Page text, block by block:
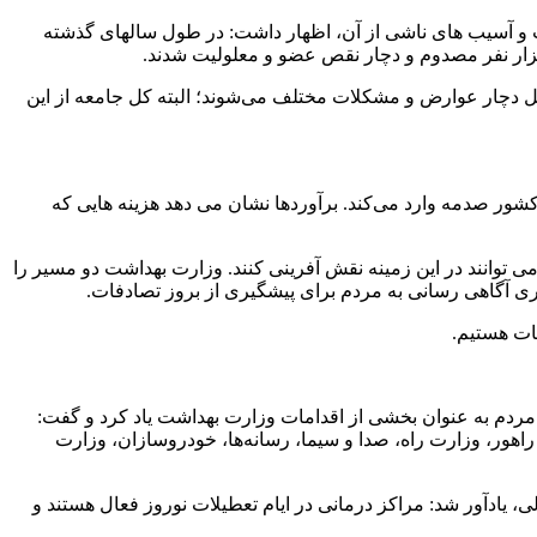
آسیب های ناشی از آن، اظهار داشت: در طول سالهای گذشته
دچار عوارض و مشکلات مختلف می‌شوند؛ البته کل جامعه از این
صدمه وارد می‌کند. برآوردها نشان می دهد هزینه هایی که
در این زمینه نقش آفرینی کنند. وزارت بهداشت دو مسیر را
آگاهی رسانی به مردم برای پیشگیری از بروز تصادفات.
هستیم.
به عنوان بخشی از اقدامات وزارت بهداشت یاد کرد و گفت:
وزارت راه، صدا و سیما، رسانه‌ها، خودروسازان، وزارت
شد: مراکز درمانی در ایام تعطیلات نوروز فعال هستند و